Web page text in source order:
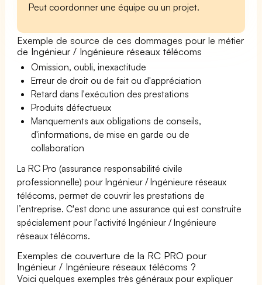
Peut coordonner une équipe ou un projet.
Exemple de source de ces dommages pour le métier
de Ingénieur / Ingénieure réseaux télécoms
Omission, oubli, inexactitude
Erreur de droit ou de fait ou d'appréciation
Retard dans l'exécution des prestations
Produits défectueux
Manquements aux obligations de conseils,
d'informations, de mise en garde ou de
collaboration
La RC Pro (assurance responsabilité civile
professionnelle) pour Ingénieur / Ingénieure réseaux
télécoms, permet de couvrir les prestations de
l’entreprise. C'est donc une assurance qui est construite
spécialement pour l'activité Ingénieur / Ingénieure
réseaux télécoms.
Exemples de couverture de la RC PRO pour
Ingénieur / Ingénieure réseaux télécoms ?
Voici quelques exemples très généraux pour expliquer